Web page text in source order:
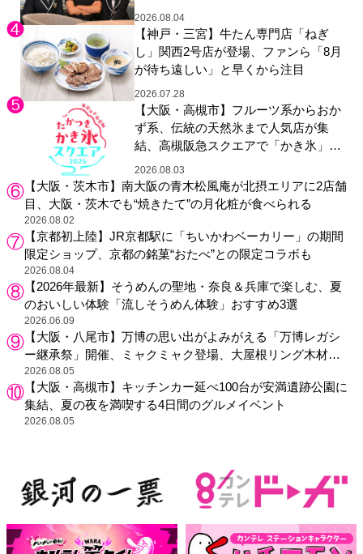
2026.08.04
【神戸・三宮】牛たん専門店「ねぎ
し」関西2号店が登場、ファンら「8月
が待ち遠しい」と早くから注目
2026.07.28
【大阪・高槻市】フルーツ系からおか
ず系、伝統の天然氷まで人気店が集
結、高槻阪急スクエアで「かき氷」祭
り
2026.08.03
【大阪・茨木市】南大阪の青木松風庵が北摂エリアに2店舗
目、大阪・茨木でも“焼きたて”の月化粧が食べられる
2026.08.02
【京都初上陸】JR京都駅に「ちいかわベーカリー」の期間
限定ショップ、京都の銘菓“おたべ”との限定コラボも
2026.08.04
【2026年最新】そうめんの聖地・奈良＆兵庫で楽しむ、夏
のおいしい体験「流しそうめん体験」おすすめ3選
2026.06.09
【大阪・八尾市】万博の思い出がよみがえる「万博レガシ
ー継承祭」開催、ミャクミャク登場、大屋根リング木材展
示も
2026.08.05
【大阪・高槻市】キッチンカー延べ100台が安満遺跡公園に
集結、夏の夜を満喫する4日間のグルメイベント
2026.08.05